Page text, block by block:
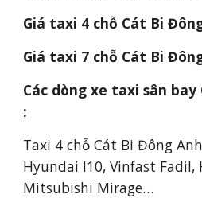
Giá taxi 4 chỗ Cát Bi
Giá taxi 7 chỗ Cát Bi
Các dòng xe taxi sân
:
Taxi 4 chỗ Cát Bi Đông
Hyundai I10, Vinfast Fadil,
Mitsubishi Mirage…